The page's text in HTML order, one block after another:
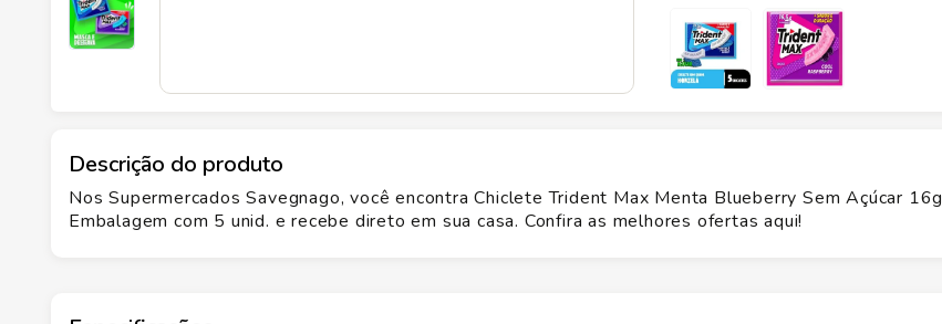
Descrição do produto
Nos Supermercados Savegnago, você encontra Chiclete Trident Max Menta Blueberry Sem Açúcar
Embalagem com 5 unid. e recebe direto em sua casa. Confira as melhores ofertas aqui!